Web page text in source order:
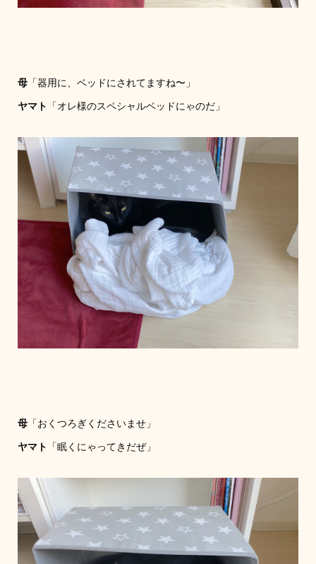
母「器用に、ベッドにされてますね〜」
ヤマト 「オレ様のスペシャルベッドにゃのだ」
母「おくつろぎくださいませ」
ヤマト 「眠くにゃってきだぜ」